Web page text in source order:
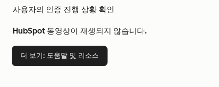
사용자의 인증 진행 상황 확인
HubSpot 동영상이 재생되지 않습니다.
더 보기: 도움말 및 리소스